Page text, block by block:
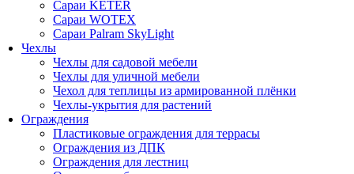
Сараи KETER
Сараи WOTEX
Сараи Palram SkyLight
Чехлы
Чехлы для садовой мебели
Чехлы для уличной мебели
Чехол для теплицы из армированной плёнки
Чехлы-укрытия для растений
Ограждения
Пластиковые ограждения для террасы
Ограждения из ДПК
Ограждения для лестниц